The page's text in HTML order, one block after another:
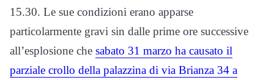
15.30. Le sue condizioni erano apparse
particolarmente gravi sin dalle prime ore successive
all’esplosione che sabato 31 marzo ha causato il
parziale crollo della palazzina di via Brianza 34 a